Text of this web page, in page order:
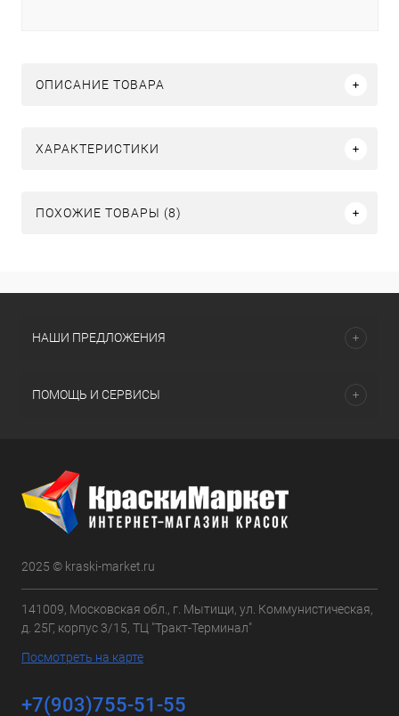
ОПИСАНИЕ ТОВАРА
ХАРАКТЕРИСТИКИ
ПОХОЖИЕ ТОВАРЫ (8)
НАШИ ПРЕДЛОЖЕНИЯ
ПОМОЩЬ И СЕРВИСЫ
2025 © kraski-market.ru
141009, Московская обл., г. Мытищи, ул. Коммунистическая,
д. 25Г, корпус 3/15, ТЦ "Тракт-Терминал"
Посмотреть на карте
+7(903)755-51-55